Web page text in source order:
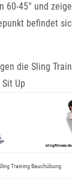
60-45° und
befindet
die Sling
Up
Training Bauchübung